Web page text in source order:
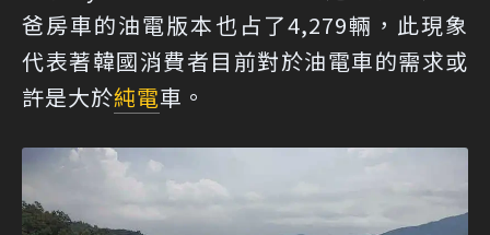
爸房車的油電版本也占了4,279輛，此現象
代表著韓國消費者目前對於油電車的需求或
許是大於純電車。